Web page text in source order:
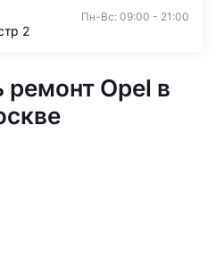
Пн-Вс: 09:00 - 21:00
2
ремонт Opel в